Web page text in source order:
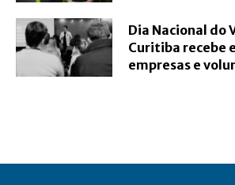
Dia Nacional do
Curitiba recebe
empresas e